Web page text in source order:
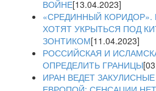
ВОЙНЕ[13.04.2023]
«СРЕДИННЫЙ КОРИДОР».
ХОТЯТ УКРЫТЬСЯ ПОД
ЗОНТИКОМ[11.04.2023]
РОССИЙСКАЯ И
ОПРЕДЕЛИТЬ ГРАНИЦЫ
ИРАН ВЕДЕТ